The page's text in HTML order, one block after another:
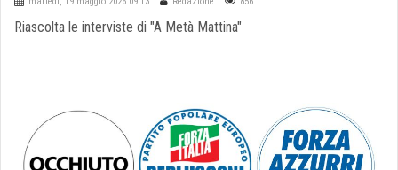
Riascolta le interviste di "A Metà Mattina"